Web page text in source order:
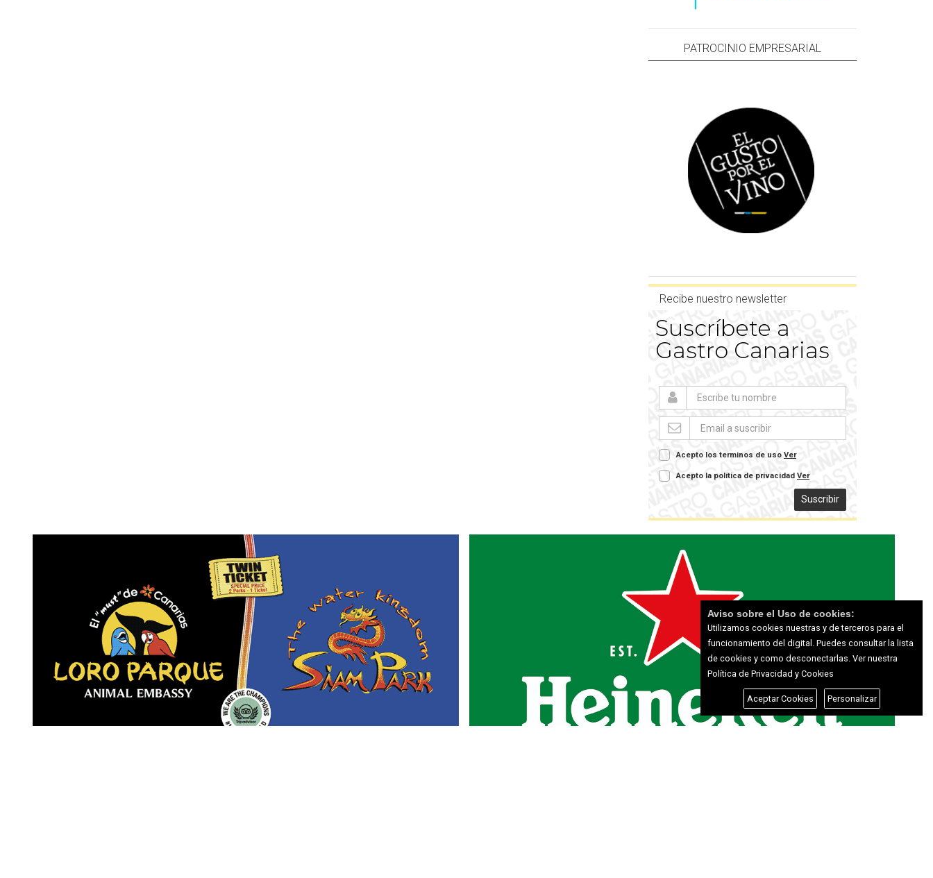
PATROCINIO EMPRESARIAL
Recibe nuestro newsletter
Suscríbete a
Gastro Canarias
Acepto los terminos de uso Ver
Acepto la política de privacidad Ver
Suscribir
Aviso sobre el Uso de cookies:
Utilizamos cookies nuestras y de terceros para el
funcionamiento del digital. Puedes consultar la lista
de cookies y como desconectarlas. Ver nuestra
Política de Privacidad y Cookies
Aceptar Cookies Personalizar